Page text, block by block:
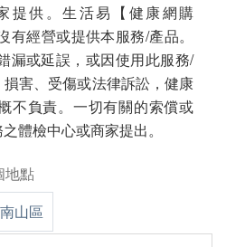
提供。生活易【健康網購
有經營或提供本服務/產品。
漏或延誤，或因使用此服務/
害、受傷或法律訴訟，健康
不負責。一切有關的索償或
體檢中心或商家提出。
地點
山區